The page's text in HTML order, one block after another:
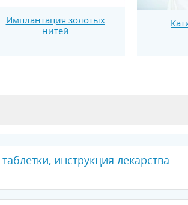
Имплантация золотых
нитей
инструкция лекарства